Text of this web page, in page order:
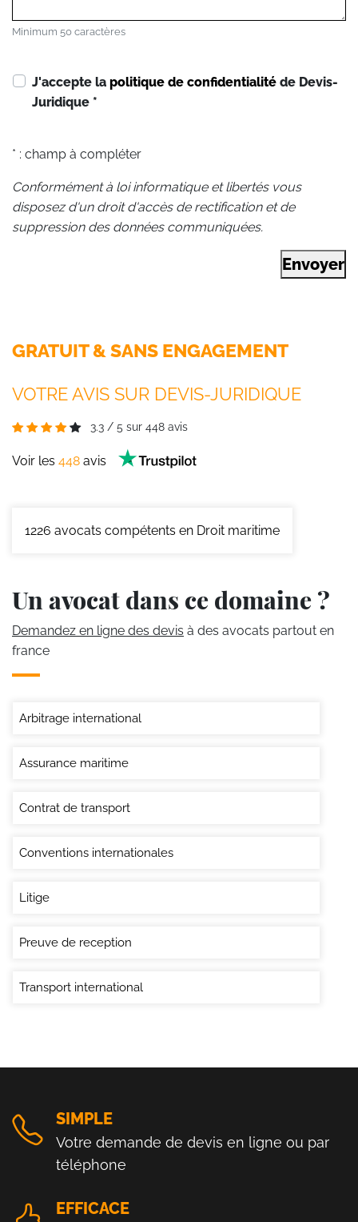
Minimum 50 caractères
J'accepte la politique de confidentialité de Devis-
Juridique *
* : champ à compléter
Conformément à loi informatique et libertés vous
disposez d'un droit d'accès de rectification et de
suppression des données communiquées.
Envoyer
GRATUIT & SANS ENGAGEMENT
VOTRE AVIS SUR DEVIS-JURIDIQUE
3.3 / 5 sur 448 avis
Voir les 448 avis
1226 avocats compétents en Droit maritime
Un avocat dans ce domaine ?
Demandez en ligne des devis à des avocats partout en
france
Arbitrage international
Assurance maritime
Contrat de transport
Conventions internationales
Litige
Preuve de reception
Transport international
SIMPLE
Votre demande de devis en ligne ou par
téléphone
EFFICACE